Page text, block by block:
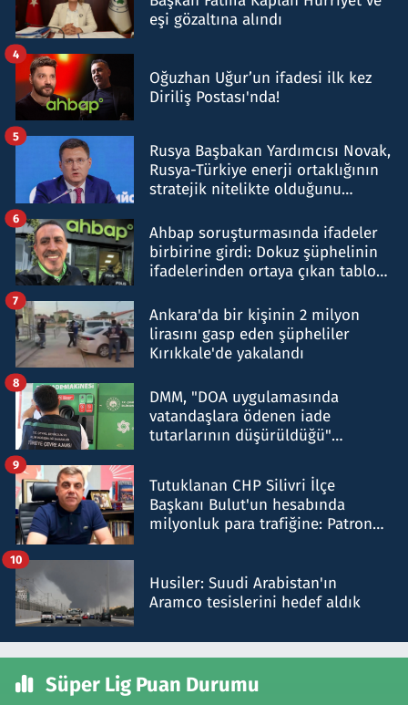
eşi gözaltına alındı
Oğuzhan Uğur’un ifadesi ilk kez
Diriliş Postası'nda!
4
Rusya Başbakan Yardımcısı Novak,
Rusya-Türkiye enerji ortaklığının
stratejik nitelikte olduğunu
5
Ahbap soruşturmasında ifadeler
birbirine girdi: Dokuz şüphelinin
ifadelerinden ortaya çıkan tablo
6
Ankara'da bir kişinin 2 milyon
lirasını gasp eden şüpheliler
Kırıkkale'de yakalandı
7
DMM, "DOA uygulamasında
vatandaşlara ödenen iade
tutarlarının düşürüldüğü"
8
Tutuklanan CHP Silivri İlçe
Başkanı Bulut'un hesabında
milyonluk para trafiğine: Patron
9
Husiler: Suudi Arabistan'ın
Aramco tesislerini hedef aldık
10
Süper Lig Puan Durumu